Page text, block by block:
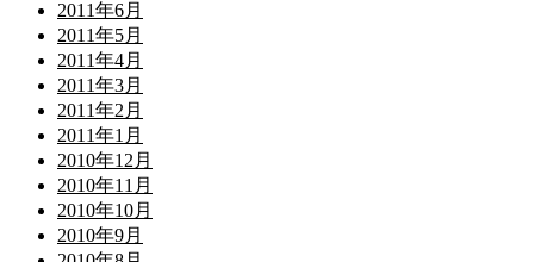
2011年6月
2011年5月
2011年4月
2011年3月
2011年2月
2011年1月
2010年12月
2010年11月
2010年10月
2010年9月